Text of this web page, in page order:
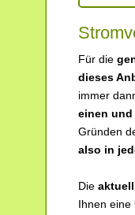
Für die
dieses
immer
einen und
Gründen
also in
Die
Ihnen eine